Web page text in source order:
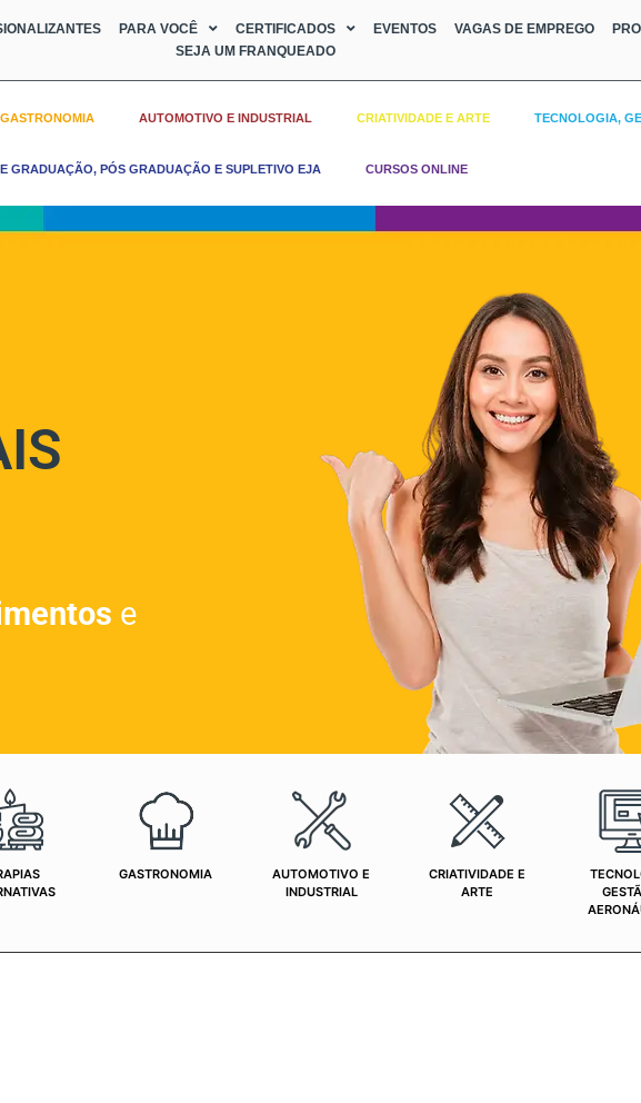
PARA VOCÊ CERTIFICADOS EVENTOS VAGAS DE EMPREGO
SEJA UM FRANQUEADO
GASTRONOMIA AUTOMOTIVO E INDUSTRIAL CRIATIVIDADE E ARTE TECNOLOGIA,
GRADUAÇÃO, PÓS GRADUAÇÃO E SUPLETIVO EJA CURSOS ONLINE
e
GASTRONOMIA
AUTOMOTIVO E
INDUSTRIAL
CRIATIVIDADE E
ARTE